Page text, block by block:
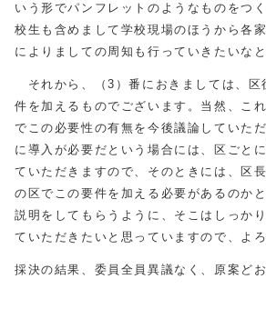
いう形でパンフレットのようなものをつ
校生も含めまして学校現場のほうから各
によりましての周知も行っていきたいな
それから、（3）番におきましては、区
件を加えるものでございます。当然、こ
でこの必要性の有無を今後議論していた
に導入が必要だという場合には、区ごと
ていただきますので、そのときには、区
の区でこの要件を加える必要があるのか
説明をしてもらうように、そこはしっか
ていただきたいと思っていますので、よ
採決の結果、委員全員異議なく、原案どお